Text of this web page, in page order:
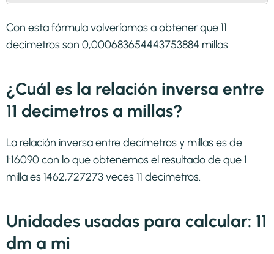
Con esta fórmula volveríamos a obtener que 11
decimetros son 0,000683654443753884 millas
¿Cuál es la relación inversa entre
11 decimetros a millas?
La relación inversa entre decímetros y millas es de
1:16090 con lo que obtenemos el resultado de que 1
milla es 1462,727273 veces 11 decimetros.
Unidades usadas para calcular: 11
dm a mi